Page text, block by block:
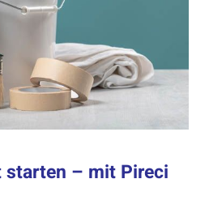
– mit Pireci